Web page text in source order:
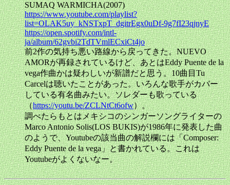
SUMAQ WARMICHA(2007)
https://www.youtube.com/playlist?
list=OLAK5uy_kNSTxpT_dgitrEgx0uDf-9g7fI23qjnyE
https://open.spotify.com/intl-
ja/album/62gvbi2TdTVmlECxiCt4jo
前2作の気持ち悪い路線から戻ってきた。NUEVO
AMORが再録されているけど、あとはEddy Puente de la
vega作曲かは疑わしいが新譜だと思う。10曲目Tu
Carcelは聴いたことがあった。いろんな歌手がカバー
している有名曲みたい。ソレダーも歌っている
（https://youtu.be/ZCLNtCt6ofw）。
調べたらもとはメキシコのシンガーソングライターの
Marco Antonio Solis(LOS BUKIS)が1986年に発表した曲
のようで、Youtubeの該当曲の解説欄には「Composer:
Eddy Puente de la vega」と書かれている。これは
Youtubeがよくないなー。